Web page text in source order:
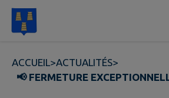
Contenu
ACCUEIL>ACTUALITÉS>
📢 FERMETURE